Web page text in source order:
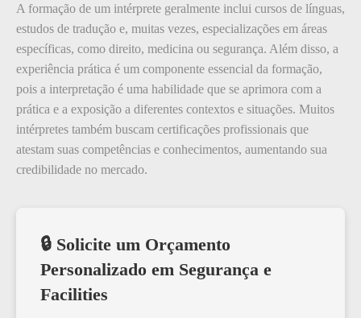
A formação de um intérprete geralmente inclui cursos de línguas,
estudos de tradução e, muitas vezes, especializações em áreas
específicas, como direito, medicina ou segurança. Além disso, a
experiência prática é um componente essencial da formação,
pois a interpretação é uma habilidade que se aprimora com a
prática e a exposição a diferentes contextos e situações. Muitos
intérpretes também buscam certificações profissionais que
atestam suas competências e conhecimentos, aumentando sua
credibilidade no mercado.
🔒 Solicite um Orçamento
Personalizado em Segurança e
Facilities